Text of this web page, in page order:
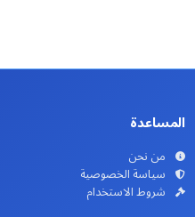
المساعدة
من نحن
سياسة الخصوصية
شروط الاستخدام